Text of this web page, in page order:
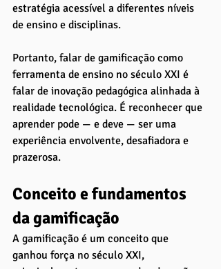
estratégia acessível a diferentes níveis
de ensino e disciplinas.
Portanto, falar de gamificação como
ferramenta de ensino no século XXI é
falar de inovação pedagógica alinhada à
realidade tecnológica. É reconhecer que
aprender pode — e deve — ser uma
experiência envolvente, desafiadora e
prazerosa.
Conceito e fundamentos
da gamificação
A gamificação é um conceito que
ganhou força no século XXI,